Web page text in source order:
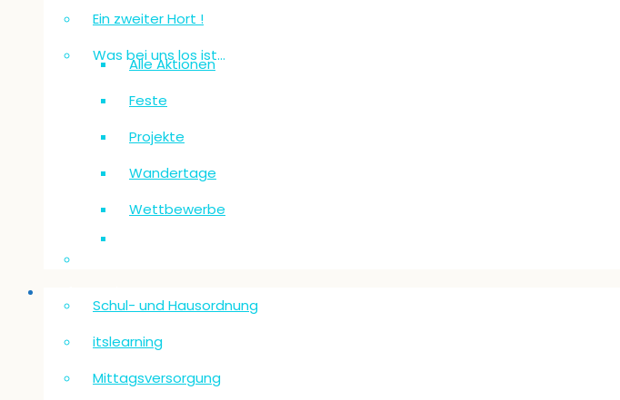
Ein zweiter Hort !
Was bei uns los ist…
Alle Aktionen
Feste
Projekte
Wandertage
Wettbewerbe
Schul- und Hausordnung
itslearning
Mittagsversorgung